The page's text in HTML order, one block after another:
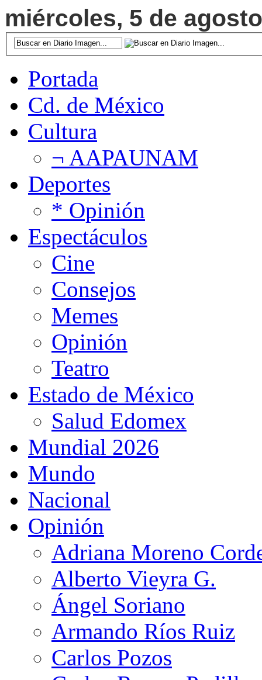
miércoles, 5 de
Portada
Cd. de México
Cultura
¬ AAPAUNAM
Deportes
* Opinión
Espectáculos
Cine
Consejos
Memes
Opinión
Teatro
Estado de México
Salud Edomex
Mundial 2026
Mundo
Nacional
Opinión
Adriana Moreno
Alberto Vieyra G.
Ángel Soriano
Armando Ríos Ruiz
Carlos Pozos